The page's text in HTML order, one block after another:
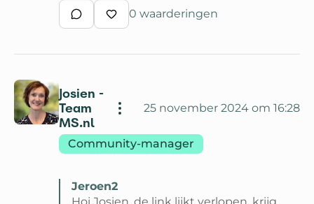
Schrijf een reactie
Waardeer reactie
0 waarderingen
Josien -
Team
MS.nl
25 november 2024 om 16:28
Community-manager
Jeroen2